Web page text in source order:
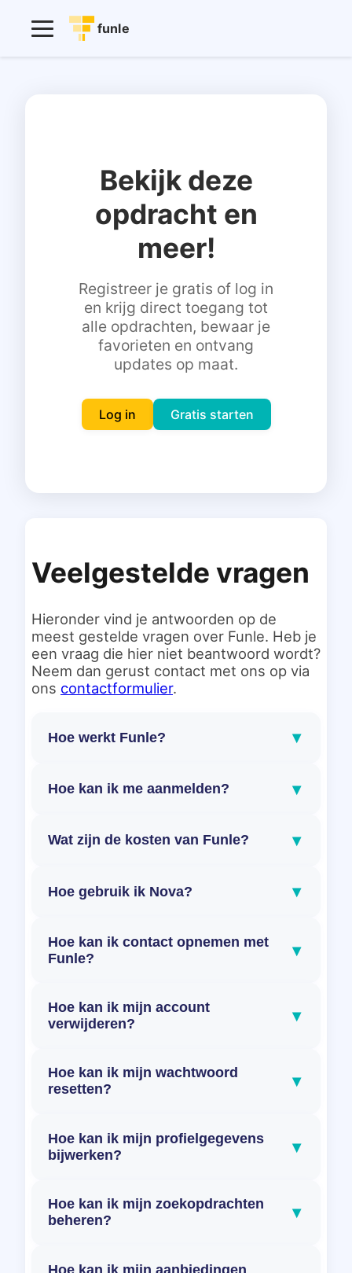
funle
Inloggen
Gratis starten
Bekijk deze
opdracht en
meer!
Registreer je gratis of log in
en krijg direct toegang tot
alle opdrachten, bewaar je
favorieten en ontvang
updates op maat.
Log in Gratis starten
Veelgestelde vragen
Hieronder vind je antwoorden op de
meest gestelde vragen over Funle. Heb je
een vraag die hier niet beantwoord wordt?
Neem dan gerust contact met ons op via
ons contactformulier.
Hoe werkt Funle? ▾
Hoe kan ik me aanmelden? ▾
Wat zijn de kosten van Funle? ▾
Hoe gebruik ik Nova? ▾
Hoe kan ik contact opnemen met
Funle?
▾
Hoe kan ik mijn account
verwijderen?
▾
Hoe kan ik mijn wachtwoord
resetten?
▾
Hoe kan ik mijn profielgegevens
bijwerken?
▾
Hoe kan ik mijn zoekopdrachten
beheren?
▾
Hoe kan ik mijn aanbiedingen